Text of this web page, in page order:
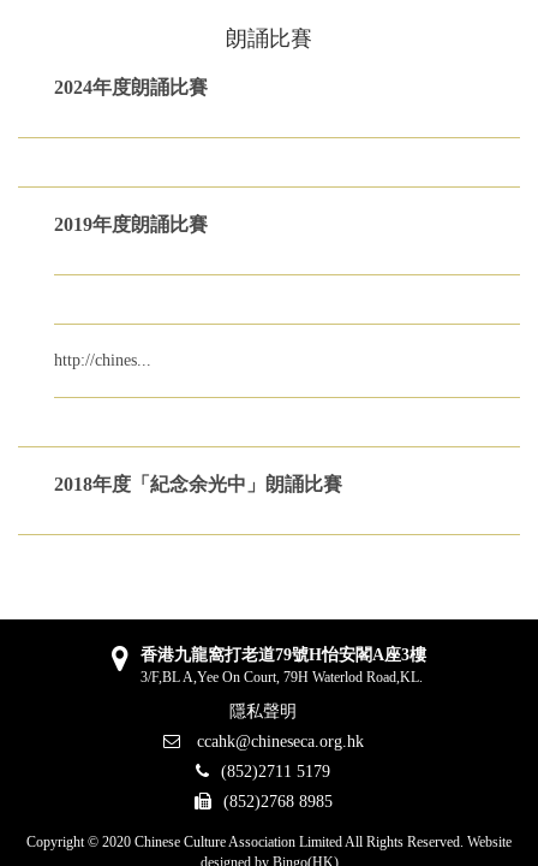
朗誦比賽
2024年度朗誦比賽
2019年度朗誦比賽
http://chines...
2018年度「紀念余光中」朗誦比賽
香港九龍窩打老道79號H怡安閣A座3樓
3/F,BL A,Yee On Court, 79H Waterlod Road,KL.
隱私聲明
ccahk@chineseca.org.hk
(852)2711 5179
(852)2768 8985
Copyright © 2020 Chinese Culture Association Limited All Rights Reserved. Website
designed by Bingo(HK)